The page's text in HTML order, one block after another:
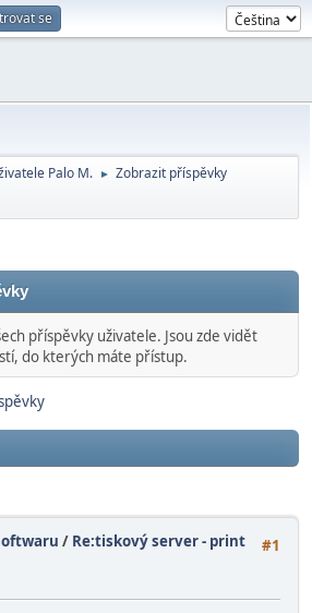
se
Palo M. ► Zobrazit příspěvky
příspěvky uživatele. Jsou zde vidět
do kterých máte přístup.
#1
/ Re:tiskový server - print